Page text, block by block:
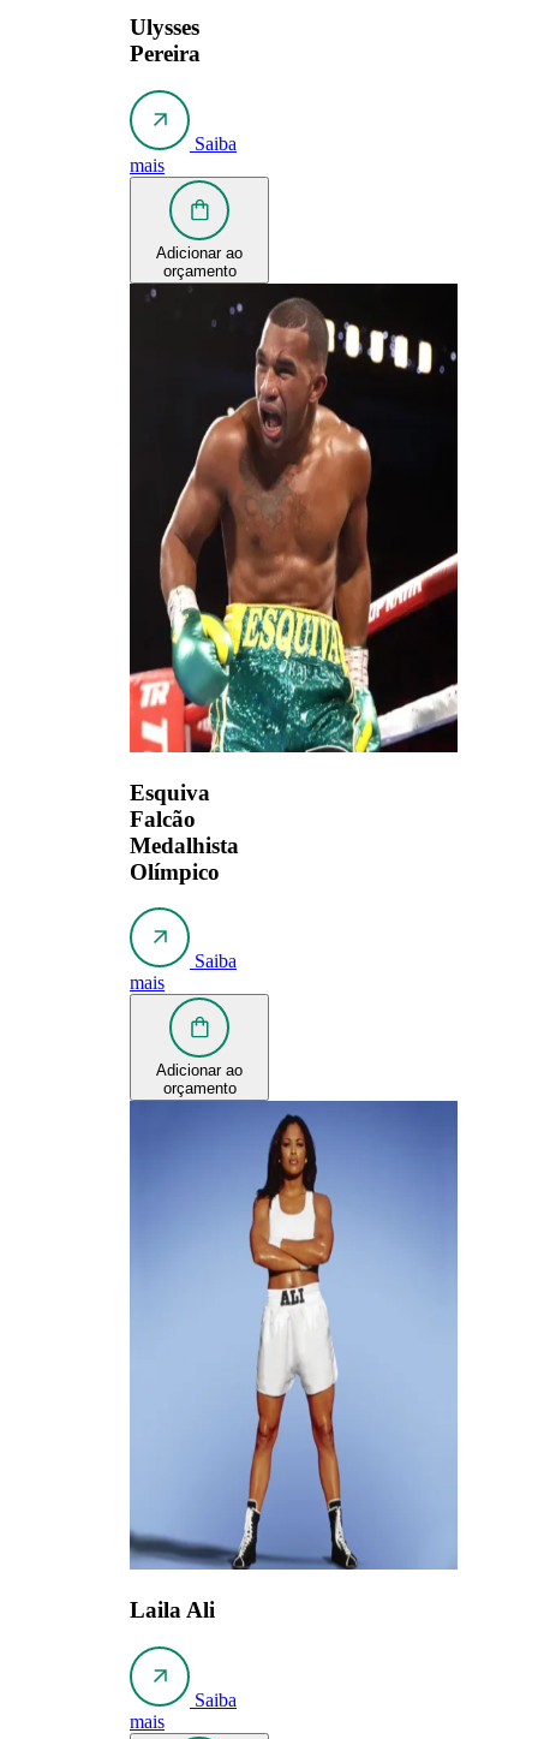
Ulysses
Pereira
Saiba
mais
Adicionar ao
orçamento
Esquiva
Falcão
Medalhista
Olímpico
Saiba
mais
Adicionar ao
orçamento
Laila Ali
Saiba
mais